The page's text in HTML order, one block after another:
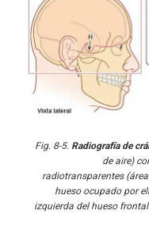
Fig. 8-5. Radiografía de
de aire)
radiotransparentes
hueso ocupado por
izquierda del hueso